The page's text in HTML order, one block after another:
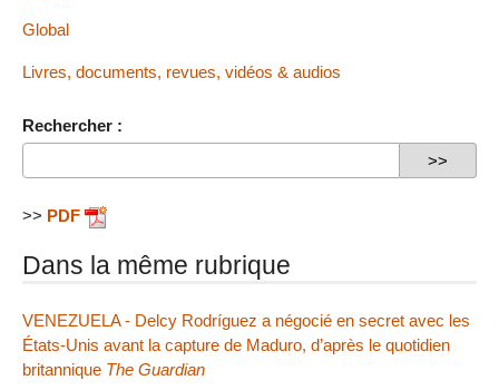
Global
Livres, documents, revues, vidéos & audios
Rechercher :
>> PDF
Dans la même rubrique
VENEZUELA - Delcy Rodríguez a négocié en secret avec les
États-Unis avant la capture de Maduro, d’après le quotidien
britannique The Guardian